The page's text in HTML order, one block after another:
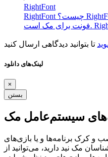
RightFont
RightFont چیست؟ RightFont یک برنامه حرفه‌ای مدیریت
لینک‌های دانلود
×
بستن
سیستم‌عامل مک
و کرک برنامه‌ها و یا بازی‌های
مک نید دارید، می‌توانید از